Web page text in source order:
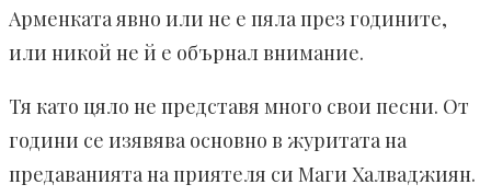
Арменката явно или не е пяла през годините,
или никой не й е обърнал внимание.
Тя като цяло не представя много свои песни. От
години се изявява основно в журитата на
предаванията на приятеля си Маги Халваджиян.